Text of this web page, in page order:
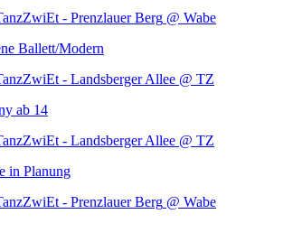
- Prenzlauer Berg @ Wabe
Ballett/Modern
- Landsberger Allee @ TZ
ab 14
- Landsberger Allee @ TZ
in Planung
- Prenzlauer Berg @ Wabe